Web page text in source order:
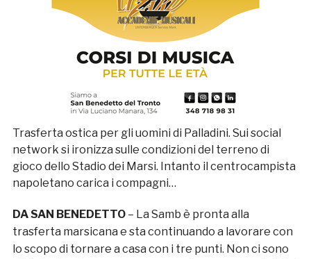
Trasferta ostica per gli uomini di Palladini. Sui social
network si ironizza sulle condizioni del terreno di
gioco dello Stadio dei Marsi. Intanto il centrocampista
napoletano carica i compagni…
DA SAN BENEDETTO– La Samb è pronta alla
trasferta marsicana e sta continuando a lavorare con
lo scopo di tornare a casa con i tre punti. Non ci sono